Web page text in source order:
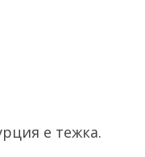
е тежка.